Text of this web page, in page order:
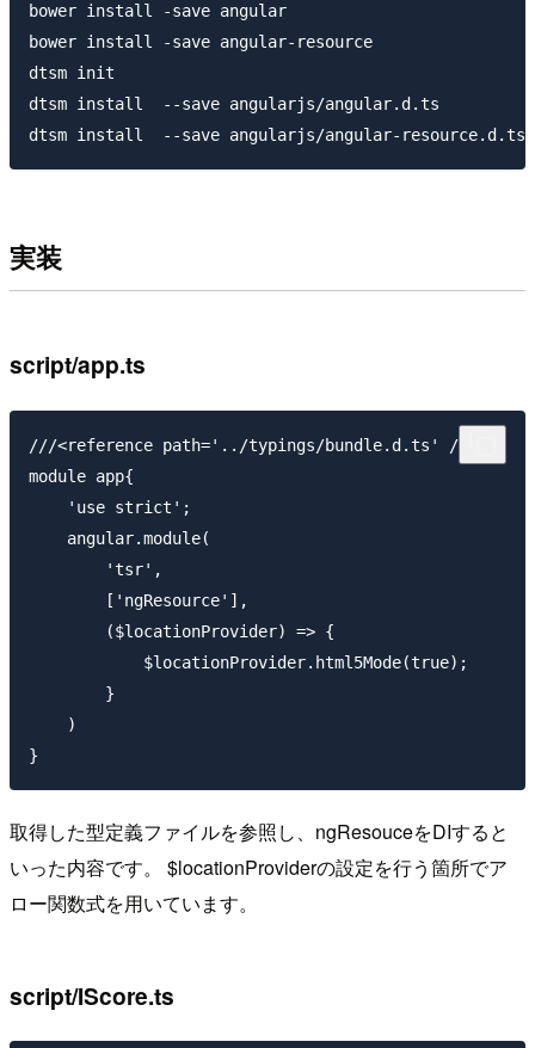
bower install -save angular
bower install -save angular-resource
dtsm init
dtsm install  --save angularjs/angular.d.ts
実装
script/app.ts
///<reference path='../typings/bundle.d.ts' />
module app{
    'use strict';
    angular.module(
        'tsr',
        ['ngResource'],
        ($locationProvider) => {
            $locationProvider.html5Mode(true);
        }
    )
取得した型定義ファイルを参照し、ngResouceをDIすると
いった内容です。 $locationProviderの設定を行う箇所でア
ロー関数式を用いています。
script/IScore.ts